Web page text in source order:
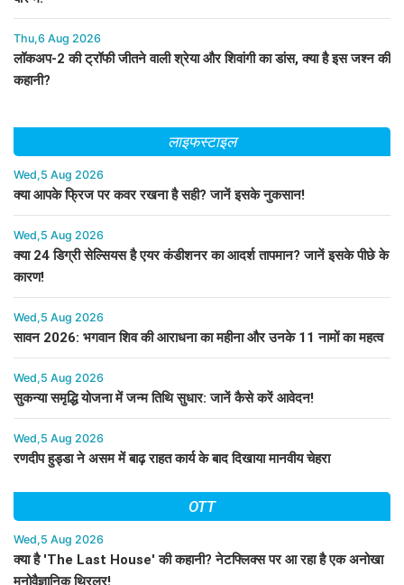
Thu,6 Aug 2026
लॉकअप-2 की ट्रॉफी जीतने वाली श्रेया और शिवांगी का डांस, क्या है इस जश्न की
कहानी?
लाइफस्टाइल
Wed,5 Aug 2026
क्या आपके फ्रिज पर कवर रखना है सही? जानें इसके नुकसान!
Wed,5 Aug 2026
क्या 24 डिग्री सेल्सियस है एयर कंडीशनर का आदर्श तापमान? जानें इसके पीछे के
कारण!
Wed,5 Aug 2026
सावन 2026: भगवान शिव की आराधना का महीना और उनके 11 नामों का महत्व
Wed,5 Aug 2026
सुकन्या समृद्धि योजना में जन्म तिथि सुधार: जानें कैसे करें आवेदन!
Wed,5 Aug 2026
रणदीप हुड्डा ने असम में बाढ़ राहत कार्य के बाद दिखाया मानवीय चेहरा
OTT
Wed,5 Aug 2026
क्या है 'The Last House' की कहानी? नेटफ्लिक्स पर आ रहा है एक अनोखा
मनोवैज्ञानिक थ्रिलर!